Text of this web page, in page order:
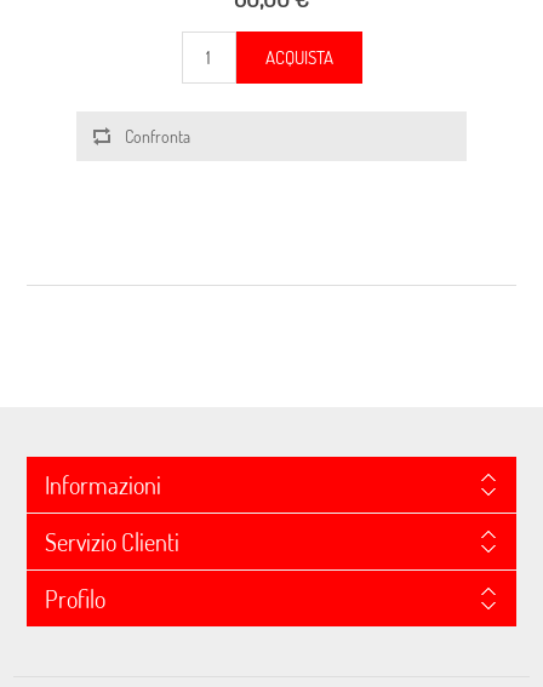
ACQUISTA
Confronta
Informazioni
Servizio Clienti
Profilo